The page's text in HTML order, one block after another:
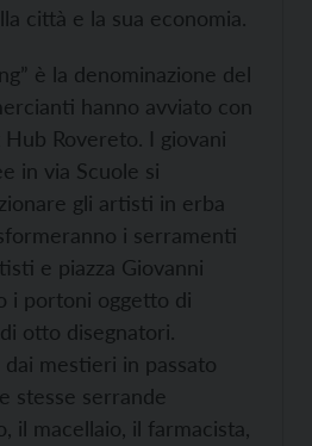
città e la sua economia.
è la denominazione del
hanno avviato con
Rovereto. I giovani
in via Scuole si
gli artisti in erba
i serramenti
e piazza Giovanni
i portoni oggetto di
otto disegnatori.
dai mestieri in passato
stesse serrande
il macellaio, il farmacista,